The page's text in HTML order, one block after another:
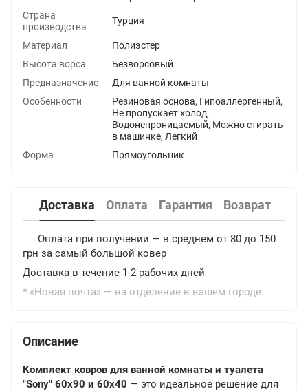
Страна
производства
Турция
Материал
Полиэстер
Высота ворса
Безворсовый
Предназначение
Для ванной комнаты
Особенности
Резиновая основа, Гипоаллергенный,
Не пропускает холод,
Водонепроницаемый, Можно стирать
в машинке, Легкий
Форма
Прямоугольник
Доставка Оплата Гарантия Возврат
Оплата при получении — в среднем от 80 до 150
грн за самый большой ковер
Доставка в течение 1-2 рабочих дней
* «Новая почта» — на отделение в вашем городе.
Описание
Комплект ковров для ванной комнаты и туалета
"Sony" 60х90 и 60х40 — это идеальное решение для